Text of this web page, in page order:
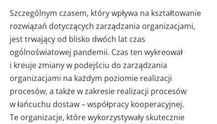
Szczególnym czasem, który wpływa na kształtowanie
rozwiązań dotyczących zarządzania organizacjami,
jest trwający od blisko dwóch lat czas
ogólnoświatowej pandemii. Czas ten wykreował
i kreuje zmiany w podejściu do zarządzania
organizacjami na każdym poziomie realizacji
procesów, a także w zakresie realizacji procesów
w łańcuchu dostaw – współpracy kooperacyjnej.
Te organizacje, które wykorzystywały skutecznie